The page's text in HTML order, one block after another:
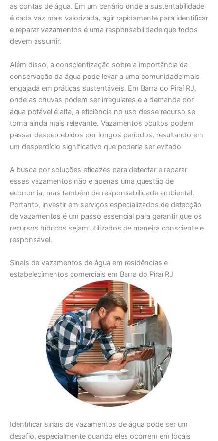
as contas de água. Em um cenário onde a sustentabilidade
é cada vez mais valorizada, agir rapidamente para identificar
e reparar vazamentos é uma responsabilidade que todos
devem assumir.
Além disso, a conscientização sobre a importância da
conservação da água pode levar a uma comunidade mais
engajada em práticas sustentáveis. Em Barra do Piraí RJ,
onde as chuvas podem ser irregulares e a demanda por
água potável é alta, a eficiência no uso desse recurso se
torna ainda mais relevante. Vazamentos ocultos podem
passar despercebidos por longos períodos, resultando em
um desperdício significativo que poderia ser evitado.
A busca por soluções eficazes para detectar e reparar
esses vazamentos não é apenas uma questão de
economia, mas também de responsabilidade ambiental.
Portanto, investir em serviços especializados de detecção
de vazamentos é um passo essencial para garantir que os
recursos hídricos sejam utilizados de maneira consciente e
responsável.
Sinais de vazamentos de água em residências e
estabelecimentos comerciais em Barra do Piraí RJ
Identificar sinais de vazamentos de água pode ser um
desafio, especialmente quando eles ocorrem em locais